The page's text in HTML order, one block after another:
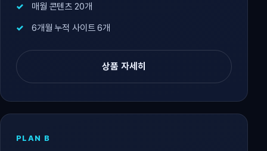
매월 콘텐츠 20개
6개월 누적 사이트 6개
상품 자세히
PLAN B